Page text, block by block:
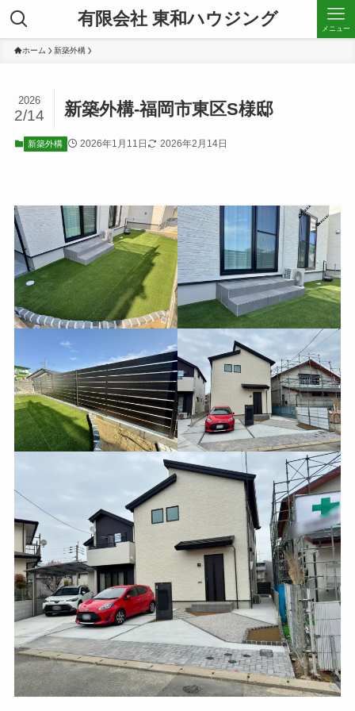
有限会社 東和ハウジング メニュー
ホーム 新築外構
新築外構-福岡市東区S様邸
2026
2/14
新築外構 2026年1月11日 2026年2月14日